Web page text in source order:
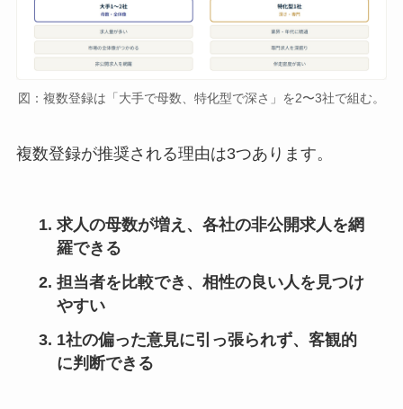
図：複数登録は「大手で母数、特化型で深さ」を2〜3社で組む。
複数登録が推奨される理由は3つあります。
求人の母数が増え、各社の非公開求人を網
羅できる
担当者を比較でき、相性の良い人を見つけ
やすい
1社の偏った意見に引っ張られず、客観的
に判断できる